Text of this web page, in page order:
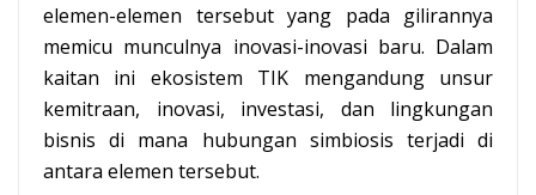
elemen-elemen tersebut yang pada gilirannya
memicu munculnya inovasi-inovasi baru. Dalam
kaitan ini ekosistem TIK mengandung unsur
kemitraan, inovasi, investasi, dan lingkungan
bisnis di mana hubungan simbiosis terjadi di
antara elemen tersebut.